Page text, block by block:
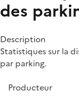
des
Description
Statistiques sur la
par parking.
Producteur